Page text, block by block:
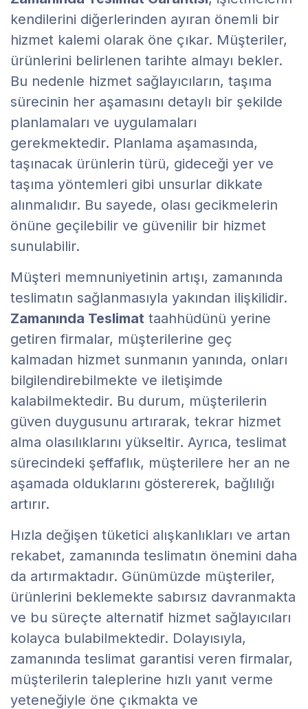
kendilerini diğerlerinden ayıran önemli bir
hizmet kalemi olarak öne çıkar. Müşteriler,
ürünlerini belirlenen tarihte almayı bekler.
Bu nedenle hizmet sağlayıcıların, taşıma
sürecinin her aşamasını detaylı bir şekilde
planlamaları ve uygulamaları
gerekmektedir. Planlama aşamasında,
taşınacak ürünlerin türü, gideceği yer ve
taşıma yöntemleri gibi unsurlar dikkate
alınmalıdır. Bu sayede, olası gecikmelerin
önüne geçilebilir ve güvenilir bir hizmet
sunulabilir.
Müşteri memnuniyetinin artışı, zamanında
teslimatın sağlanmasıyla yakından ilişkilidir.
Zamanında Teslimat taahhüdünü yerine
getiren firmalar, müşterilerine geç
kalmadan hizmet sunmanın yanında, onları
bilgilendirebilmekte ve iletişimde
kalabilmektedir. Bu durum, müşterilerin
güven duygusunu artırarak, tekrar hizmet
alma olasılıklarını yükseltir. Ayrıca, teslimat
sürecindeki şeffaflık, müşterilere her an ne
aşamada olduklarını göstererek, bağlılığı
artırır.
Hızla değişen tüketici alışkanlıkları ve artan
rekabet, zamanında teslimatın önemini daha
da artırmaktadır. Günümüzde müşteriler,
ürünlerini beklemekte sabırsız davranmakta
ve bu süreçte alternatif hizmet sağlayıcıları
kolayca bulabilmektedir. Dolayısıyla,
zamanında teslimat garantisi veren firmalar,
müşterilerin taleplerine hızlı yanıt verme
yeteneğiyle öne çıkmakta ve